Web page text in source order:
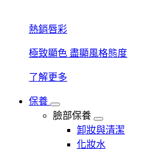
熱銷唇彩
極致顯色 盡顯風格態度
了解更多
保養
臉部保養
卸妝與清潔
化妝水